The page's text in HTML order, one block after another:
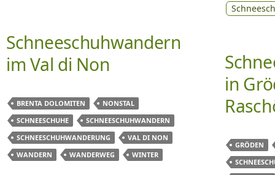
Schneeschuhwandern
im Val di Non
BRENTA DOLOMITEN
NONSTAL
SCHNEESCHUHE
SCHNEESCHUHWANDERN
SCHNEESCHUHWANDERUNG
VAL DI NON
WANDERN
WANDERWEG WINTER
in
GRÖDEN